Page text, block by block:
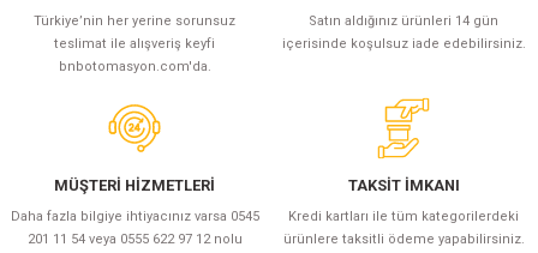
Türkiye’nin her yerine sorunsuz
teslimat ile alışveriş keyfi
bnbotomasyon.com'da.
Satın aldığınız ürünleri 14 gün
içerisinde koşulsuz iade edebilirsiniz.
MÜŞTERİ HİZMETLERİ
Daha fazla bilgiye ihtiyacınız varsa 0545
201 11 54 veya 0555 622 97 12 nolu
TAKSİT İMKANI
Kredi kartları ile tüm kategorilerdeki
ürünlere taksitli ödeme yapabilirsiniz.